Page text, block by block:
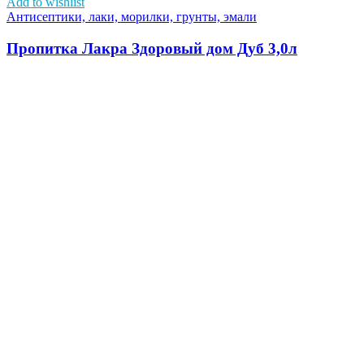
Антисептики, лаки, морилки, грунты, эмали
Пропитка Лакра Здоровый дом Дуб 3,0л